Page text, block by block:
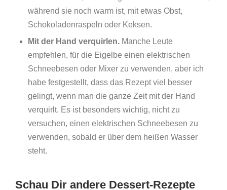
während sie noch warm ist, mit etwas Obst,
Schokoladenraspeln oder Keksen.
Mit der Hand verquirlen. Manche Leute
empfehlen, für die Eigelbe einen elektrischen
Schneebesen oder Mixer zu verwenden, aber ich
habe festgestellt, dass das Rezept viel besser
gelingt, wenn man die ganze Zeit mit der Hand
verquirlt. Es ist besonders wichtig, nicht zu
versuchen, einen elektrischen Schneebesen zu
verwenden, sobald er über dem heißen Wasser
steht.
Schau Dir andere Dessert-Rezepte